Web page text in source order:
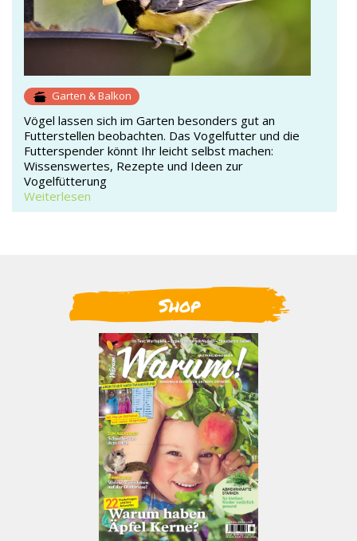
Garten & Balkon
Vögel lassen sich im Garten besonders gut an
Futterstellen beobachten. Das Vogelfutter und die
Futterspender könnt Ihr leicht selbst machen:
Wissenswertes, Rezepte und Ideen zur
Vogelfütterung
Weiterlesen
Shop